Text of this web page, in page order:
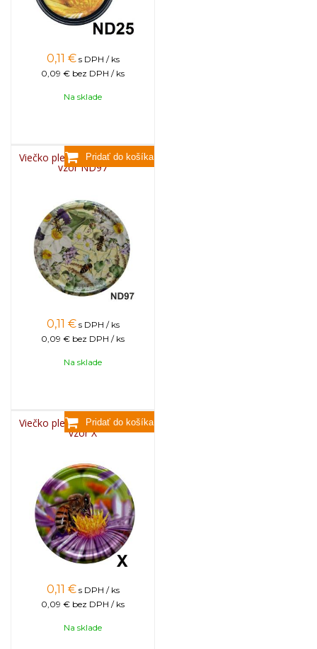
0,11 € s DPH / ks
0,09 € bez DPH / ks
Na sklade
Viečko plechové TWIST 82 -
vzor ND97
0,11 € s DPH / ks
0,09 € bez DPH / ks
Na sklade
Viečko plechové TWIST 82 -
vzor X
0,11 € s DPH / ks
0,09 € bez DPH / ks
Na sklade